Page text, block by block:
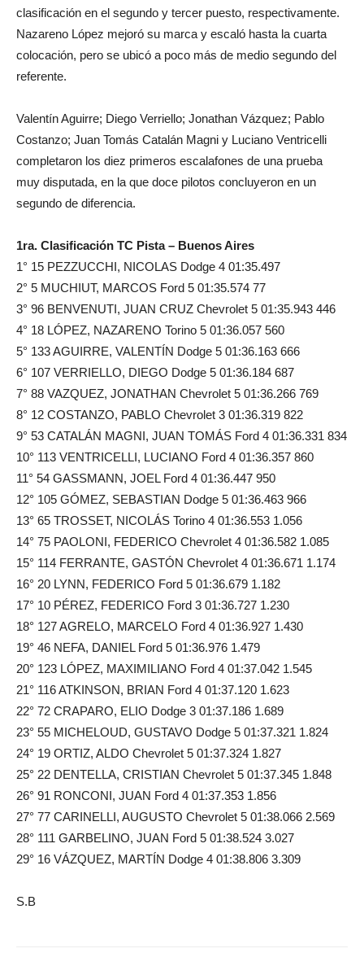
clasificación en el segundo y tercer puesto, respectivamente.
Nazareno López mejoró su marca y escaló hasta la cuarta
colocación, pero se ubicó a poco más de medio segundo del
referente.
Valentín Aguirre; Diego Verriello; Jonathan Vázquez; Pablo
Costanzo; Juan Tomás Catalán Magni y Luciano Ventricelli
completaron los diez primeros escalafones de una prueba
muy disputada, en la que doce pilotos concluyeron en un
segundo de diferencia.
1ra. Clasificación TC Pista – Buenos Aires
1° 15 PEZZUCCHI, NICOLAS Dodge 4 01:35.497
2° 5 MUCHIUT, MARCOS Ford 5 01:35.574 77
3° 96 BENVENUTI, JUAN CRUZ Chevrolet 5 01:35.943 446
4° 18 LÓPEZ, NAZARENO Torino 5 01:36.057 560
5° 133 AGUIRRE, VALENTÍN Dodge 5 01:36.163 666
6° 107 VERRIELLO, DIEGO Dodge 5 01:36.184 687
7° 88 VAZQUEZ, JONATHAN Chevrolet 5 01:36.266 769
8° 12 COSTANZO, PABLO Chevrolet 3 01:36.319 822
9° 53 CATALÁN MAGNI, JUAN TOMÁS Ford 4 01:36.331 834
10° 113 VENTRICELLI, LUCIANO Ford 4 01:36.357 860
11° 54 GASSMANN, JOEL Ford 4 01:36.447 950
12° 105 GÓMEZ, SEBASTIAN Dodge 5 01:36.463 966
13° 65 TROSSET, NICOLÁS Torino 4 01:36.553 1.056
14° 75 PAOLONI, FEDERICO Chevrolet 4 01:36.582 1.085
15° 114 FERRANTE, GASTÓN Chevrolet 4 01:36.671 1.174
16° 20 LYNN, FEDERICO Ford 5 01:36.679 1.182
17° 10 PÉREZ, FEDERICO Ford 3 01:36.727 1.230
18° 127 AGRELO, MARCELO Ford 4 01:36.927 1.430
19° 46 NEFA, DANIEL Ford 5 01:36.976 1.479
20° 123 LÓPEZ, MAXIMILIANO Ford 4 01:37.042 1.545
21° 116 ATKINSON, BRIAN Ford 4 01:37.120 1.623
22° 72 CRAPARO, ELIO Dodge 3 01:37.186 1.689
23° 55 MICHELOUD, GUSTAVO Dodge 5 01:37.321 1.824
24° 19 ORTIZ, ALDO Chevrolet 5 01:37.324 1.827
25° 22 DENTELLA, CRISTIAN Chevrolet 5 01:37.345 1.848
26° 91 RONCONI, JUAN Ford 4 01:37.353 1.856
27° 77 CARINELLI, AUGUSTO Chevrolet 5 01:38.066 2.569
28° 111 GARBELINO, JUAN Ford 5 01:38.524 3.027
29° 16 VÁZQUEZ, MARTÍN Dodge 4 01:38.806 3.309
S.B